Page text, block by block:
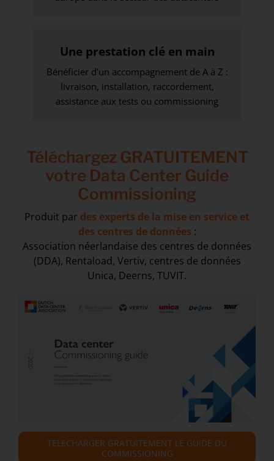
Une prestation clé en main
Bénéficier d’un accompagnement de A à Z :
livraison, installation, raccordement,
assistance aux tests ou commissioning
Téléchargez GRATUITEMENT
votre Data Center Guide
Commissioning
Produit par des experts de la mise en service et
des centres de données :
Association néerlandaise des centres de données
(DDA), Rentaload, Vertiv, centres de données
Unica, Deerns, TUVIT.
TELECHARGER GRATUITEMENT LE GUIDE DU
COMMISSIONING